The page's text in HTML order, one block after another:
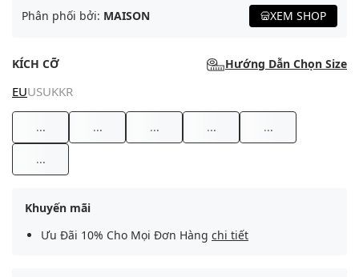
Phân phối bởi: MAISON XEM SHOP
KÍCH CỠ Hướng Dẫn Chọn Size
EUUSUKKR
... ... ... ... ...
...
Khuyến mãi
Ưu Đãi 10% Cho Mọi Đơn Hàng chi tiết